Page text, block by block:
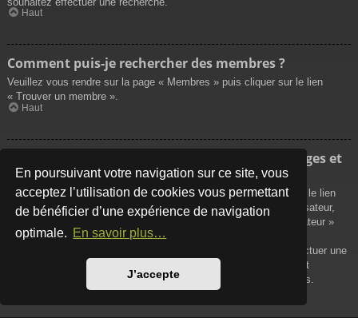
En poursuivant votre navigation sur ce site, vous
acceptez l’utilisation de cookies vous permettant
de bénéficier d’une expérience de navigation
optimale. En savoir plus…
J’accepte
Haut
Comment puis-je rechercher des membres ?
Veuillez vous rendre sur la page « Membres » puis cliquer sur le lien
« Trouver un membre ».
Haut
Comment puis-je retrouver mes propres messages et
sujets ?
Vos propres messages peuvent être affichés soit en cliquant sur le lien
« Afficher vos messages » dans le panneau de contrôle de l’utilisateur,
soit en cliquant sur le lien « Rechercher les messages de l’utilisateur »
sur la page de votre propre profil ou soit en cliquant sur le menu
« Raccourcis » situé sur la partie supérieure du forum. Pour effectuer une
recherche de vos propres sujets, utilisez la recherche avancée et
remplissez convenablement les options qui vous sont disponibles.